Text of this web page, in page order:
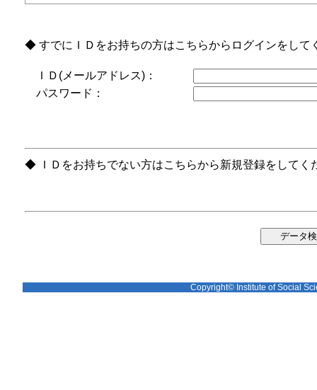
◆ すでにＩＤをお持ちの方はこちらからログインをして
ＩＤ(メールアドレス)：
パスワード：
◆ ＩＤをお持ちでない方はこちらから新規登録をしてく
Copyright© Institute of Social